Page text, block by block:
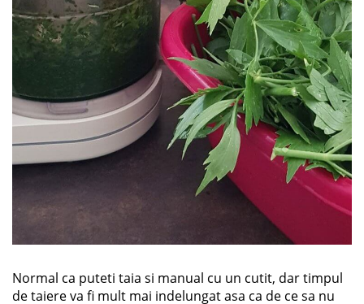
Normal ca puteti taia si manual cu un cutit, dar timpul
de taiere va fi mult mai indelungat asa ca de ce sa nu